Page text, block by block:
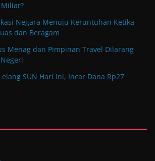
Negara Menuju Keruntuhan Ketika
dan Beragam
Menag dan Pimpinan Travel Dilarang
SUN Hari Ini, Incar Dana Rp27